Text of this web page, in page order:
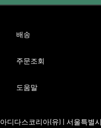
배송
주문조회
도움말
아디다스코리아(유) | 서울특별